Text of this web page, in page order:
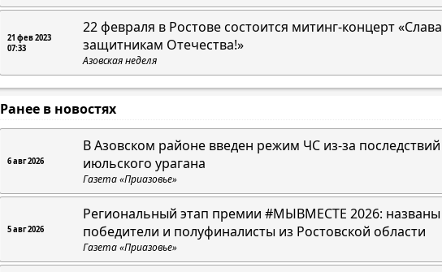
21 фев 2023
07:33
22 февраля в Ростове состоится митинг-концерт «Слава
защитникам Отечества!»
Азовская неделя
Ранее в новостях
6 авг 2026
В Азовском районе введен режим ЧС из-за последствий
июльского урагана
Газета «Приазовье»
5 авг 2026
Региональный этап премии #МЫВМЕСТЕ 2026: названы
победители и полуфиналисты из Ростовской области
Газета «Приазовье»